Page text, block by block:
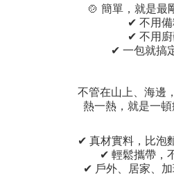
🍲 簡單，就是最
✔ 不用
✔ 不用
✔ 一包就搞
不管在山上、海邊
熱一熱，就是一
✔ 真材實料，比泡
✔ 輕鬆攜帶，
✔ 戶外、居家、